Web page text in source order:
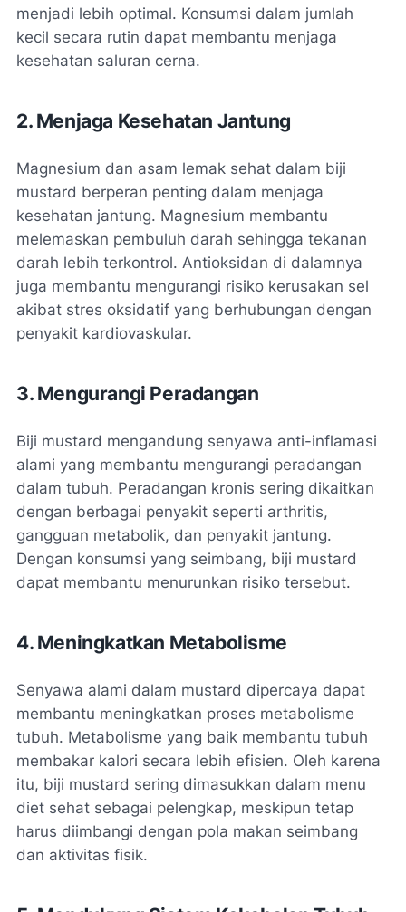
menjadi lebih optimal. Konsumsi dalam jumlah
kecil secara rutin dapat membantu menjaga
kesehatan saluran cerna.
2. Menjaga Kesehatan Jantung
Magnesium dan asam lemak sehat dalam biji
mustard berperan penting dalam menjaga
kesehatan jantung. Magnesium membantu
melemaskan pembuluh darah sehingga tekanan
darah lebih terkontrol. Antioksidan di dalamnya
juga membantu mengurangi risiko kerusakan sel
akibat stres oksidatif yang berhubungan dengan
penyakit kardiovaskular.
3. Mengurangi Peradangan
Biji mustard mengandung senyawa anti-inflamasi
alami yang membantu mengurangi peradangan
dalam tubuh. Peradangan kronis sering dikaitkan
dengan berbagai penyakit seperti arthritis,
gangguan metabolik, dan penyakit jantung.
Dengan konsumsi yang seimbang, biji mustard
dapat membantu menurunkan risiko tersebut.
4. Meningkatkan Metabolisme
Senyawa alami dalam mustard dipercaya dapat
membantu meningkatkan proses metabolisme
tubuh. Metabolisme yang baik membantu tubuh
membakar kalori secara lebih efisien. Oleh karena
itu, biji mustard sering dimasukkan dalam menu
diet sehat sebagai pelengkap, meskipun tetap
harus diimbangi dengan pola makan seimbang
dan aktivitas fisik.